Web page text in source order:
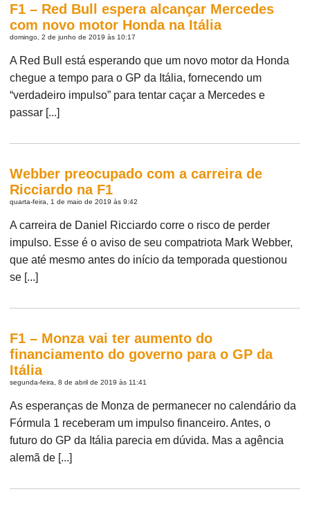
F1 – Red Bull espera alcançar Mercedes
com novo motor Honda na Itália
domingo, 2 de junho de 2019 às 10:17
A Red Bull está esperando que um novo motor da Honda
chegue a tempo para o GP da Itália, fornecendo um
“verdadeiro impulso” para tentar caçar a Mercedes e
passar [...]
Webber preocupado com a carreira de
Ricciardo na F1
quarta-feira, 1 de maio de 2019 às 9:42
A carreira de Daniel Ricciardo corre o risco de perder
impulso. Esse é o aviso de seu compatriota Mark Webber,
que até mesmo antes do início da temporada questionou
se [...]
F1 – Monza vai ter aumento do
financiamento do governo para o GP da
Itália
segunda-feira, 8 de abril de 2019 às 11:41
As esperanças de Monza de permanecer no calendário da
Fórmula 1 receberam um impulso financeiro. Antes, o
futuro do GP da Itália parecia em dúvida. Mas a agência
alemã de [...]